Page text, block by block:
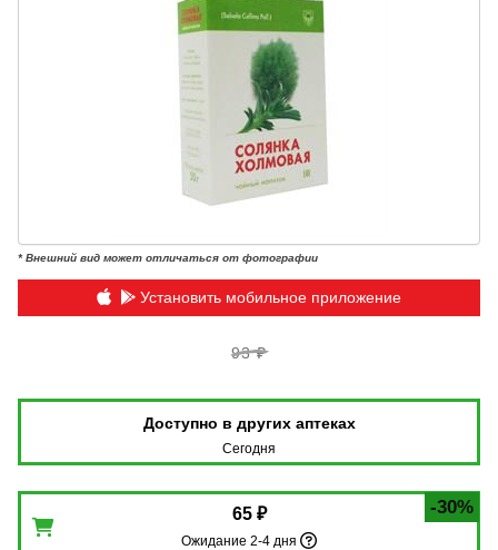
* Внешний вид может отличаться от фотографии
Установить мобильное приложение
93 ₽
Доступно в других аптеках
Сегодня
-30%
65 ₽
Ожидание 2-4 дня